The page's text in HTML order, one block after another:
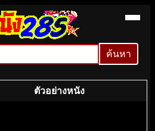
ค้นหา
ตัวอย่างหนัง